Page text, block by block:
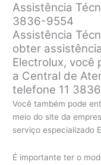
Assistência
3836-9554
Assistência
obter
Electrolux, você
a Central de
telefone 11
Você também pode
meio do site da
serviço especializado
É importante ter o